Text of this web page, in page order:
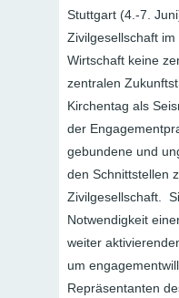
Stuttgart (4.-7.
Zivilgesellschaft
Wirtschaft keine
zentralen
Kirchentag als
der
gebundene und
den Schnittstellen
Zivilgesellschaft.
Notwendigkeit
weiter
um
Repräsentanten